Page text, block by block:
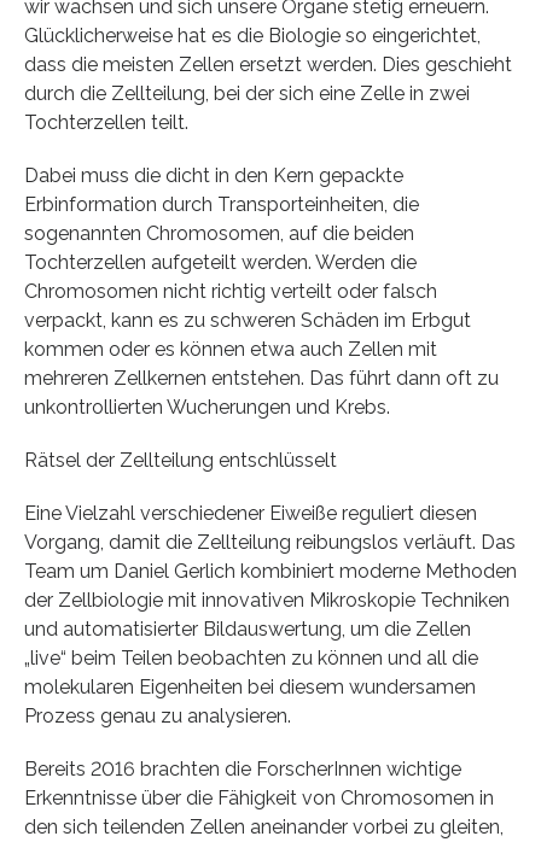
wir wachsen und sich unsere Organe stetig erneuern.
Glücklicherweise hat es die Biologie so eingerichtet,
dass die meisten Zellen ersetzt werden. Dies geschieht
durch die Zellteilung, bei der sich eine Zelle in zwei
Tochterzellen teilt.
Dabei muss die dicht in den Kern gepackte
Erbinformation durch Transporteinheiten, die
sogenannten Chromosomen, auf die beiden
Tochterzellen aufgeteilt werden. Werden die
Chromosomen nicht richtig verteilt oder falsch
verpackt, kann es zu schweren Schäden im Erbgut
kommen oder es können etwa auch Zellen mit
mehreren Zellkernen entstehen. Das führt dann oft zu
unkontrollierten Wucherungen und Krebs.
Rätsel der Zellteilung entschlüsselt
Eine Vielzahl verschiedener Eiweiße reguliert diesen
Vorgang, damit die Zellteilung reibungslos verläuft. Das
Team um Daniel Gerlich kombiniert moderne Methoden
der Zellbiologie mit innovativen Mikroskopie Techniken
und automatisierter Bildauswertung, um die Zellen
„live“ beim Teilen beobachten zu können und all die
molekularen Eigenheiten bei diesem wundersamen
Prozess genau zu analysieren.
Bereits 2016 brachten die ForscherInnen wichtige
Erkenntnisse über die Fähigkeit von Chromosomen in
den sich teilenden Zellen aneinander vorbei zu gleiten,